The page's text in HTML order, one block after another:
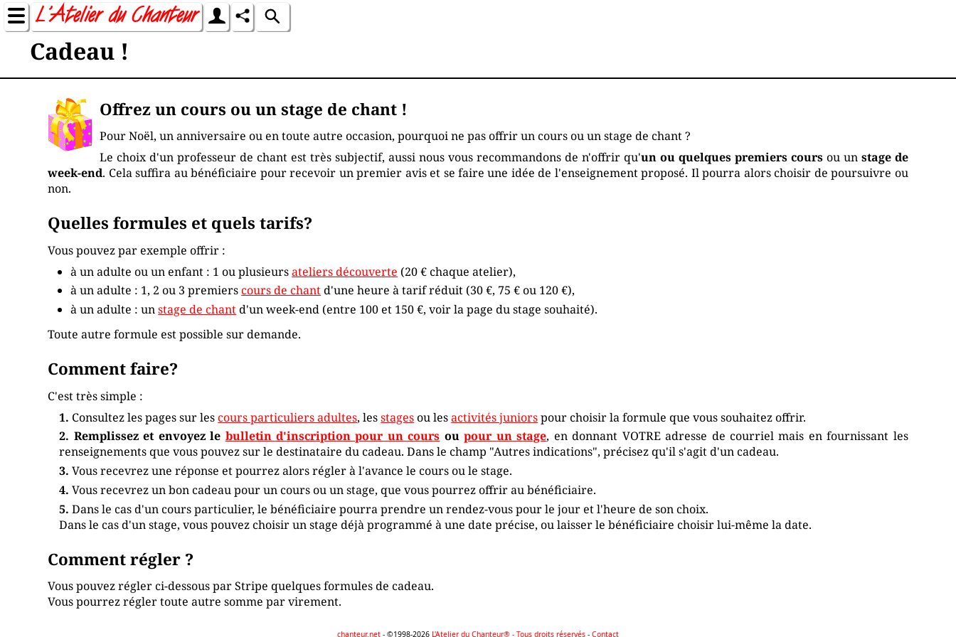
Cadeau !
Offrez un cours ou un stage de chant !
Pour Noël, un anniversaire ou en toute autre occasion, pourquoi ne pas offrir un cours ou un stage de chant ?
Le choix d'un professeur de chant est très subjectif, aussi nous vous recommandons de n'offrir qu'un ou quelques premiers coursou un stage de
week-end. Cela suffira au bénéficiaire pour recevoir un premier avis et se faire une idée de l'enseignement proposé. Il pourra alors choisir de poursuivre ou
non.
Quelles formules et quels tarifs?
Vous pouvez par exemple offrir :
à un adulte ou un enfant : 1 ou plusieursateliers découverte (20 € chaque atelier),
à un adulte : 1, 2 ou 3 premierscours de chantd'une heure à tarif réduit (30 €, 75 € ou 120 €),
à un adulte : unstage de chantd'un week-end (entre 100 et 150 €, voir la page du stage souhaité).
Toute autre formule est possible sur demande.
Comment faire?
C'est très simple :
Consultez les pages sur lescours particuliers adultes, lesstagesou lesactivités juniorspour choisir la formule que vous souhaitez offrir.
Remplissez et envoyez le bulletin d'inscription pour un cours oupour un stage, en donnant VOTRE adresse de courriel mais en fournissant les
renseignements que vous pouvez sur le destinataire du cadeau. Dans le champ "Autres indications", précisez qu'il s'agit d'un cadeau.
Vous recevrez une réponse et pourrez alors régler à l'avance le cours ou le stage.
Vous recevrez un bon cadeau pour un cours ou un stage, que vous pourrez offrir au bénéficiaire.
Dans le cas d'un cours particulier, le bénéficiaire pourra prendre un rendez-vous pour le jour et l'heure de son choix.
Dans le cas d'un stage, vous pouvez choisir un stage déjà programmé à une date précise, ou laisser le bénéficiaire choisir lui-même la date.
Comment régler ?
Vous pouvez régler ci-dessous par Stripe quelques formules de cadeau.
Vous pourrez régler toute autre somme par virement.
chanteur.net - ©1998-2026 L'Atelier du Chanteur® - Tous droits réservés - Contact